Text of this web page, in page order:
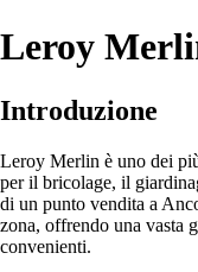
Leroy
Introduzione
Leroy Merlin è uno dei
per il bricolage, il
di un punto vendita a
zona, offrendo una vasta
convenienti.